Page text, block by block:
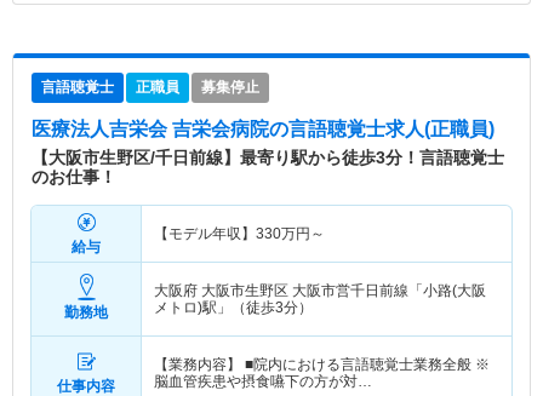
言語聴覚士 正職員 募集停止
医療法人吉栄会 吉栄会病院の言語聴覚士求人(正職員)
【大阪市生野区/千日前線】最寄り駅から徒歩3分！言語聴覚士
のお仕事！
給与
【モデル年収】 330万円～
勤務地
大阪府 大阪市生野区 大阪市営千日前線「小路(大阪
メトロ)駅」（徒歩3分）
仕事内容
【業務内容】 ■院内における言語聴覚士業務全般 ※
脳血管疾患や摂食嚥下の方が対…